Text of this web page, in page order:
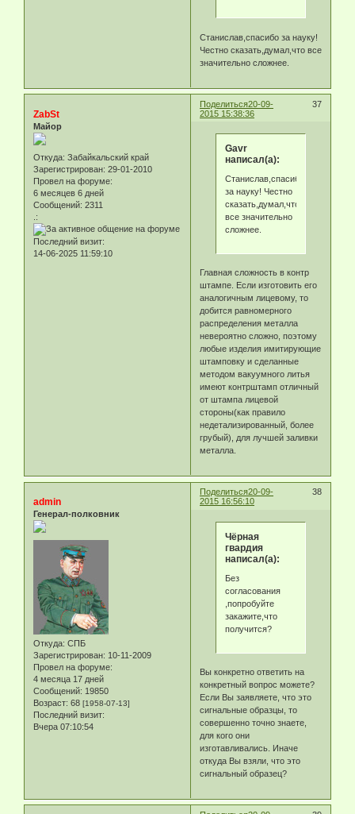
Станислав,спасибо за науку!
Честно сказать,думал,что все
значительно сложнее.
Поделиться 37
20-09-
2015 15:38:36
ZabSt
Майор
Откуда: Забайкальский край
Зарегистрирован: 29-01-2010
Провел на форуме:
6 месяцев 6 дней
Сообщений: 2311
.:
Последний визит:
14-06-2025 11:59:10
Gavr
написал(а):
Станислав,спасибо
за науку! Честно
сказать,думал,что
все значительно
сложнее.
Главная сложность в контр
штампе. Если изготовить его
аналогичным лицевому, то
добится равномерного
распределения металла
невероятно сложно, поэтому
любые изделия имитирующие
штамповку и сделанные
методом вакуумного литья
имеют контрштамп отличный
от штампа лицевой
стороны(как правило
недетализированный, более
грубый), для лучшей заливки
металла.
Поделиться 38
20-09-
2015 16:56:10
admin
Генерал-полковник
Откуда: СПБ
Зарегистрирован: 10-11-2009
Провел на форуме:
4 месяца 17 дней
Сообщений: 19850
Возраст: 68 [1958-07-13]
Последний визит:
Вчера 07:10:54
Чёрная
гвардия
написал(а):
Без
согласования
,попробуйте
закажите,что
получится?
Вы конкретно ответить на
конкретный вопрос можете?
Если Вы заявляете, что это
сигнальные образцы, то
совершенно точно знаете,
для кого они
изготавливались. Иначе
откуда Вы взяли, что это
сигнальный образец?